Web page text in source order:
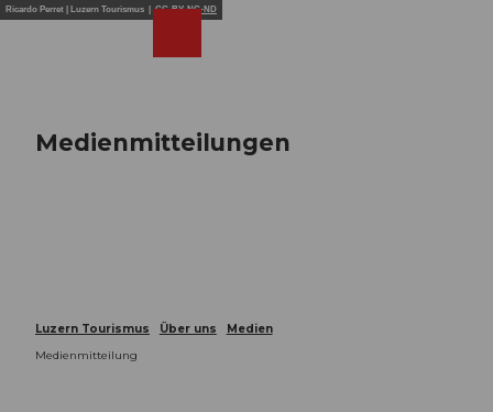
ZRicardo Perret | Luzern Tourismus |CC-BY-NC-ND
Medienmitteilungen
Luzern Tourismus Über uns
Medien
Medienmitteilung